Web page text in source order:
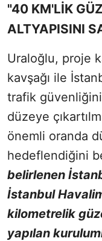
"40 KM'LİK
ALTYAPISINI
Uraloğlu, proje
kavşağı ile
trafik
düzeye
önemli oranda
hedeflendiğini
belirlenen
İstanbul
kilometrelik
yapılan